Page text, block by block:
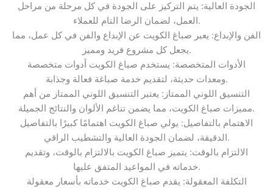
الجودة العالية: يتم التركيز على الجودة في كل مرحلة من مراحل
العمل، لضمان الرضا التام للعملاء.
الفن والإبداع: يعبر صباغ الكويت عن الإبداع والفن في كل عمل، مما
يجعل كل مشروع فريد ومميز.
الأدوات المتخصصة: يستخدم صباغ الكويت أدوات متخصصة
ومعدات حديثة، لتقديم خدمة صباغة فعالة وجذابة.
التنسيق اللوني الممتاز: يعتبر التنسيق اللوني الممتاز من أهم
مميزات صباغ الكويت، مما يضمن تناغم الألوان والنتائج الجميلة.
الاهتمام بالتفاصيل: يولي صباغ الكويت اهتمامًا كبيرًا بالتفاصيل
الدقيقة، لضمان الجودة العالية والتشطيب الراقي.
الالتزام بالوقت: يتميز صباغ الكويت بالالتزام بالوقت، وتقديم
خدماته في المواعيد المتفق عليها.
التكلفة المعقولة: يقدم صباغ الكويت خدماته بأسعار معقولة